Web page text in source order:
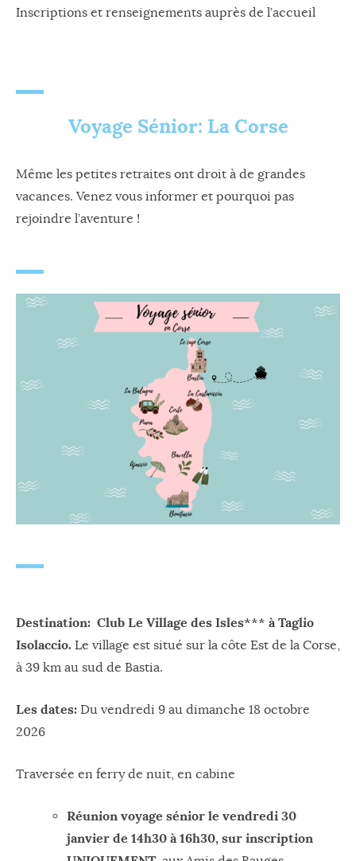
Inscriptions et renseignements auprès de l’accueil
Voyage Sénior: La Corse
Même les petites retraites ont droit à de grandes
vacances. Venez vous informer et pourquoi pas
rejoindre l’aventure !
Destination: Club Le Village des Isles*** à Taglio
Isolaccio. Le village est situé sur la côte Est de la Corse,
à 39 km au sud de Bastia.
Les dates: Du vendredi 9 au dimanche 18 octobre
2026
Traversée en ferry de nuit, en cabine
Réunion voyage sénior le vendredi 30
janvier de 14h30 à 16h30, sur inscription